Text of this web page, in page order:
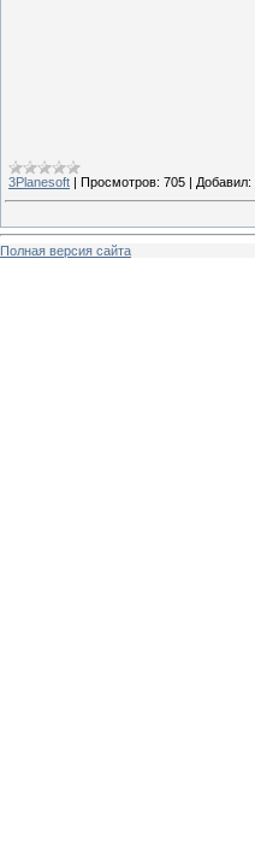
3Planesoft | Просмотров: 705 | Добавил:
Полная версия сайта